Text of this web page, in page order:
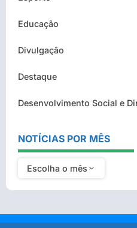
Educação
Divulgação
Destaque
Desenvolvimento Social e
NOTÍCIAS POR MÊS
Escolha o mês